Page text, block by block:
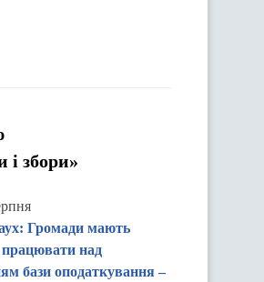
і збори»
Громади мають
над
бази оподаткування –